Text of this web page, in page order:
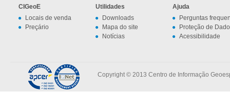
CIGeoE
Locais de venda
Preçário
Utilidades
Downloads
Mapa do site
Notícias
Ajuda
Perguntas
Proteção de
Acessibilidade
Copyright © 2013 Centro de Informação